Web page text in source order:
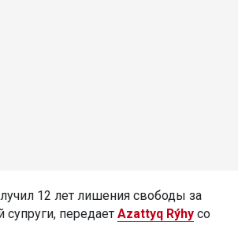
12 лет лишения свободы за
передает Azattyq Rýhy со